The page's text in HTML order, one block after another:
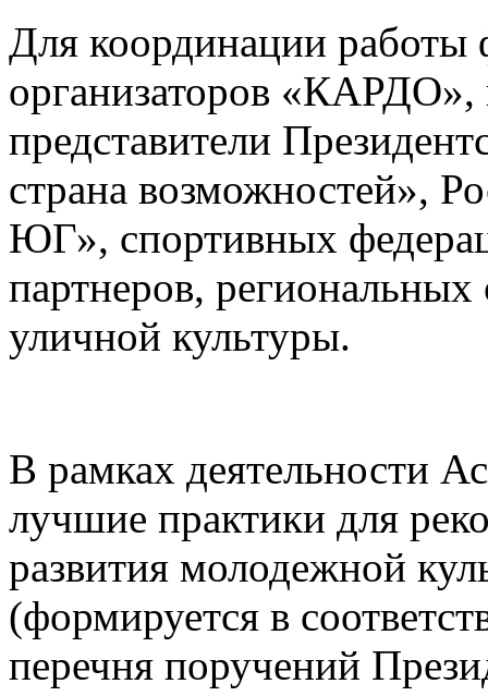
Для координации работы
организаторов «КАРДО»,
представители
страна возможностей»,
ЮГ», спортивных
партнеров, региональных
уличной культуры.
В рамках деятельности
лучшие практики для
развития молодежной
(формируется в
перечня поручений